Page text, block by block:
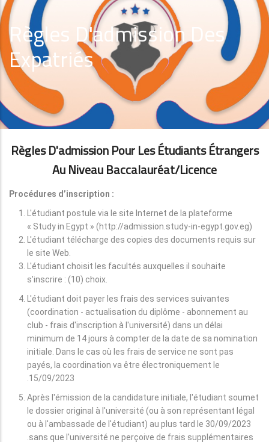
Règles D'admission Des
Expatriés
Règles D'admission Pour Les Étudiants Étrangers
Au Niveau Baccalauréat/licence
Procédures d’inscription :
L'étudiant postule via le site Internet de la plateforme
« Study in Egypt » (http://admission.study-in-egypt.gov.eg)
L'étudiant télécharge des copies des documents requis sur
le site Web.
L'étudiant choisit les facultés auxquelles il souhaite
s’inscrire : (10) choix.
L'étudiant doit payer les frais des services suivantes
(coordination - actualisation du diplôme - abonnement au
club - frais d'inscription à l'université) dans un délai
minimum de 14 jours à compter de la date de sa nomination
initiale. Dans le cas où les frais de service ne sont pas
payés, la coordination va être électroniquement le
15/09/2023.
Après l'émission de la candidature initiale, l'étudiant soumet
le dossier original à l'université (ou à son représentant légal
ou à l'ambassade de l'étudiant) au plus tard le 30/09/2023
sans que l'université ne perçoive de frais supplémentaires.